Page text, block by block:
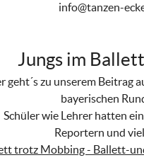
info@tanzen-
Jungs im
geht´s zu unserem Beitrag
bayerischen
Schüler wie Lehrer hatten
Reportern und
trotz Mobbing - Ballett-